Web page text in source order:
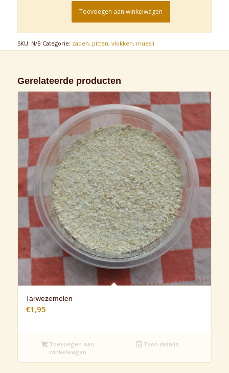
Toevoegen aan winkelwagen
SKU: N/B Categorie: zaden, pitten, vlokken, muesli
Gerelateerde producten
Tarwezemelen
€1,95
Toevoegen aan
winkelwagen
Toon details